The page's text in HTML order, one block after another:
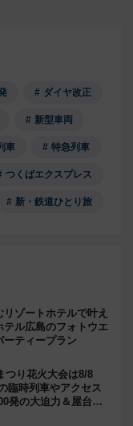
ダイヤ改正
新型車両
車 特急列車
つくばエクスプレス
新・鉄道ひとり旅
リゾートホテルで叶え
テル広島のフォトウエ
ーティープラン
つり花火大会は8/8
臨時列車やアクセス
発の大迫力＆屋台を